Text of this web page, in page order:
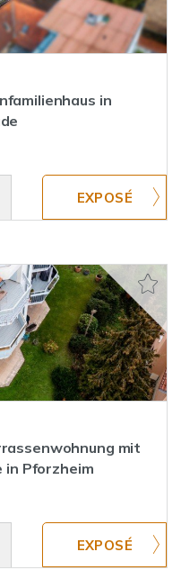
in
mit
in Pforzheim